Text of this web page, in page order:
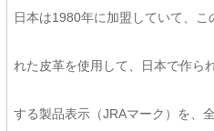
日本は1980年に加盟していて、こ
れた皮革を使用して、日本で作ら
する製品表示（JRAマーク）を、